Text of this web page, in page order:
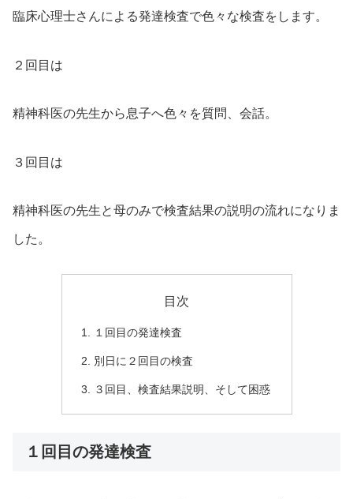
臨床心理士さんによる発達検査で色々な検査をします。
２回目は
精神科医の先生から息子へ色々を質問、会話。
３回目は
精神科医の先生と母のみで検査結果の説明の流れになりま
した。
目次
１回目の発達検査
別日に２回目の検査
３回目、検査結果説明、そして困惑
１回目の発達検査